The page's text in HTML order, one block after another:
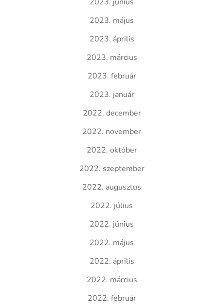
2023. május
2023. április
2023. március
2023. február
2023. január
2022. december
2022. november
2022. október
2022. szeptember
2022. augusztus
2022. július
2022. június
2022. május
2022. április
2022. március
2022. február